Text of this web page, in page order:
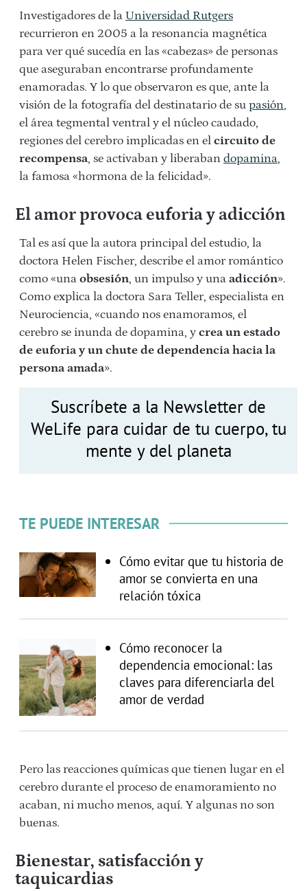
Investigadores de la Universidad Rutgers
recurrieron en 2005 a la resonancia magnética
para ver qué sucedía en las «cabezas» de personas
que aseguraban encontrarse profundamente
enamoradas. Y lo que observaron es que, ante la
visión de la fotografía del destinatario de su pasión,
el área tegmental ventral y el núcleo caudado,
regiones del cerebro implicadas en el circuito de
recompensa, se activaban y liberaban dopamina,
la famosa «hormona de la felicidad».
El amor provoca euforia y adicción
Tal es así que la autora principal del estudio, la
doctora Helen Fischer, describe el amor romántico
como «una obsesión, un impulso y una adicción».
Como explica la doctora Sara Teller, especialista en
Neurociencia, «cuando nos enamoramos, el
cerebro se inunda de dopamina, y crea un estado
de euforia y un chute de dependencia hacia la
persona amada».
Suscríbete a la Newsletter de
WeLife para cuidar de tu cuerpo, tu
mente y del planeta
TE PUEDE INTERESAR
Cómo evitar que tu historia de
amor se convierta en una
relación tóxica
Cómo reconocer la
dependencia emocional: las
claves para diferenciarla del
amor de verdad
Pero las reacciones químicas que tienen lugar en el
cerebro durante el proceso de enamoramiento no
acaban, ni mucho menos, aquí. Y algunas no son
buenas.
Bienestar, satisfacción y
taquicardias